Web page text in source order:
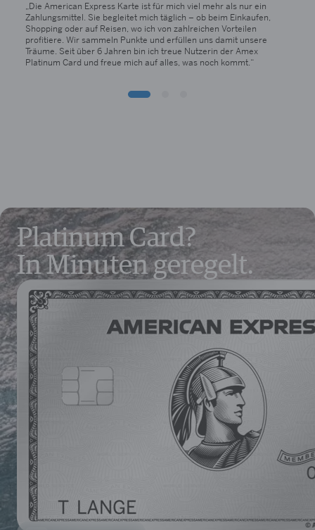
„Die American Express Karte ist für mich viel mehr als nur ein
Zahlungsmittel. Sie begleitet mich täglich – ob beim Einkaufen,
Shopping oder auf Reisen, wo ich von zahlreichen Vorteilen
profitiere. Wir sammeln Punkte und erfüllen uns damit unsere
Träume. Seit über 6 Jahren bin ich treue Nutzerin der Amex
Platinum Card und freue mich auf alles, was noch kommt.“
Platinum Card?
In Minuten geregelt.